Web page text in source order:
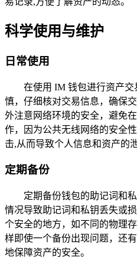
科学使用与维护
日常使用
在使用 IM 钱包进行资产
慎，仔细核对交易信息，确保
外注意网络环境的安全，避免
作，因为公共无线网络的安全
击,从而导致个人信息和资产的泄
定期备份
定期备份钱包的助记词和
情况导致助记词和私钥丢失或
个安全的地方，如不同的物理
样即使一个备份出现问题，还
地保障资产的安全。